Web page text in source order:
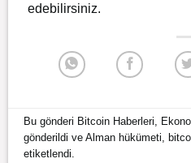
edebilirsiniz.
Bu gönderi Bitcoin Haberleri,
gönderildi veAlman hükümeti,
etiketlendi.